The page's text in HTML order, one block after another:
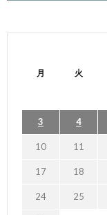
月 火
3 4
10 11
17 18
24 25